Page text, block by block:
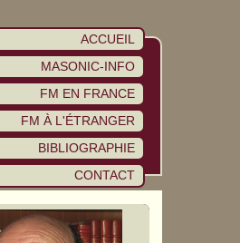
ACCUEIL
MASONIC-INFO
FM EN FRANCE
FM À L'ÉTRANGER
BIBLIOGRAPHIE
CONTACT